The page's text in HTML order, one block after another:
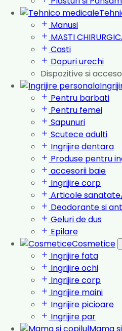
Manusi
MASTI
Casti
Dopuri urechi
Dispozitive si
Pentru barbati
Pentru femei
Sapunuri
Scutece adulti
Ingrijire dentara
Produse pentru
accesorii baie
Ingrijire corp
Articole
Deodorante si
Geluri de dus
Epilare
Cosmetice
Ingrijire fata
Ingrijire ochi
Ingrijire corp
Ingrijire maini
Ingrijire picioare
Ingrijire par